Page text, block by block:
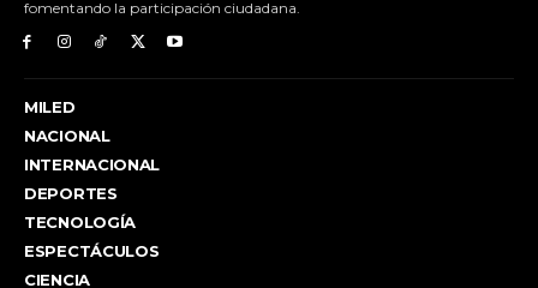
fomentando la participación ciudadana.
MILED
NACIONAL
INTERNACIONAL
DEPORTES
TECNOLOGÍA
ESPECTÁCULOS
CIENCIA